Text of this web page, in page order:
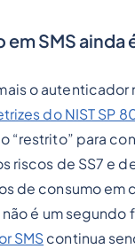
em SMS ainda
o autenticador
do NIST SP
“restrito” para
riscos de SS7 e
de consumo em
é um segundo
SMS continua